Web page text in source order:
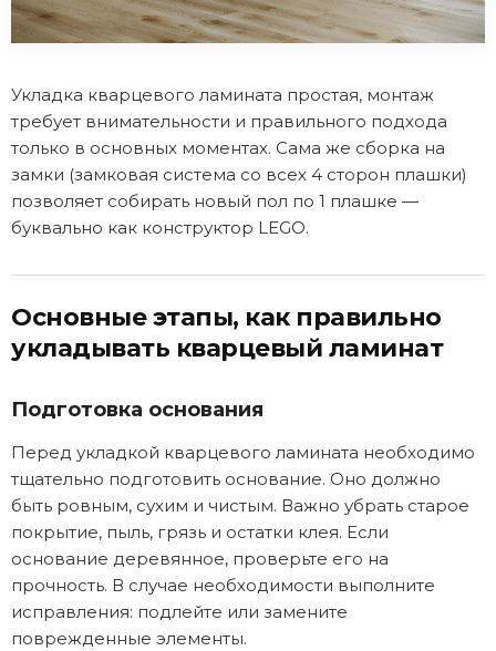
Укладка кварцевого ламината простая, монтаж
требует внимательности и правильного подхода
только в основных моментах. Сама же сборка на
замки (замковая система со всех 4 сторон плашки)
позволяет собирать новый пол по 1 плашке —
буквально как конструктор LEGO.
Основные этапы, как правильно
укладывать кварцевый ламинат
Подготовка основания
Перед укладкой кварцевого ламината необходимо
тщательно подготовить основание. Оно должно
быть ровным, сухим и чистым. Важно убрать старое
покрытие, пыль, грязь и остатки клея. Если
основание деревянное, проверьте его на
прочность. В случае необходимости выполните
исправления: подлейте или замените
поврежденные элементы.